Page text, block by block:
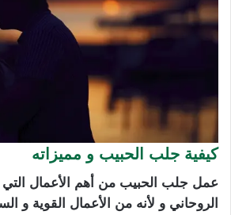
كيفية جلب الحبيب و مميزاته
عمل جلب الحبيب من أهم الأعمال التي
الروحاني و لأنه من الأعمال القوية و